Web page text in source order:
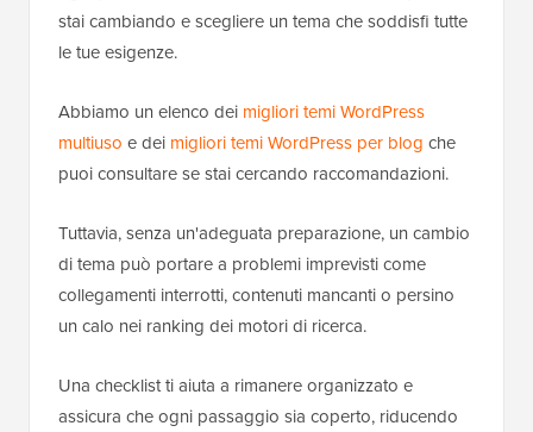
stai cambiando e scegliere un tema che soddisfi tutte
le tue esigenze.
Abbiamo un elenco dei migliori temi WordPress
multiuso e dei migliori temi WordPress per blog che
puoi consultare se stai cercando raccomandazioni.
Tuttavia, senza un'adeguata preparazione, un cambio
di tema può portare a problemi imprevisti come
collegamenti interrotti, contenuti mancanti o persino
un calo nei ranking dei motori di ricerca.
Una checklist ti aiuta a rimanere organizzato e
assicura che ogni passaggio sia coperto, riducendo